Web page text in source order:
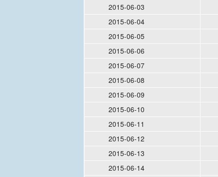
2015-06-03
2015-06-04
2015-06-05
2015-06-06
2015-06-07
2015-06-08
2015-06-09
2015-06-10
2015-06-11
2015-06-12
2015-06-13
2015-06-14